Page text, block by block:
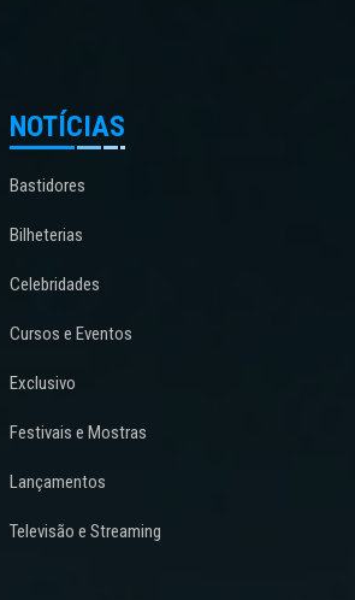
NOTÍCIAS
Bastidores
Bilheterias
Celebridades
Cursos e Eventos
Exclusivo
Festivais e Mostras
Lançamentos
Televisão e Streaming